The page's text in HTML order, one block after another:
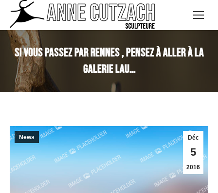
Si vous passez par Rennes , pensez à aller à la
Galerie Lau…
Déc
5
2016
News